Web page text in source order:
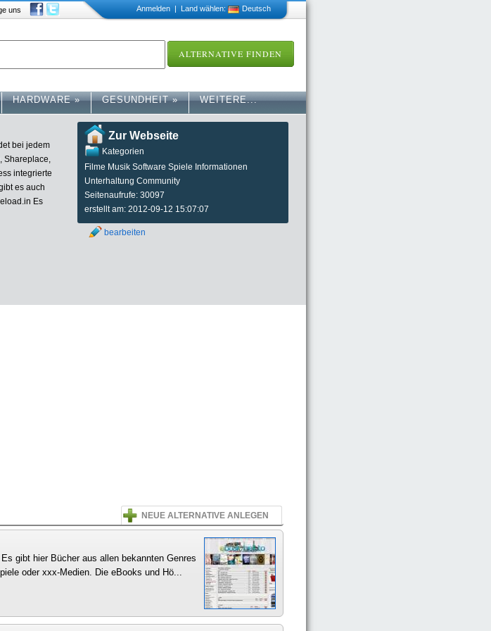
uns Anmelden | Land wählen: Deutsch
ALTERNATIVE FINDEN
HARDWARE» GESUNDHEIT» WEITERE...
Zur Webseite
Kategorien
Filme Musik Software Spiele Informationen
Unterhaltung Community
Seitenaufrufe: 30097
erstellt am: 2012-09-12 15:07:07
bearbeiten
bei jedem
Shareplace,
integrierte
es auch
Es
NEUE ALTERNATIVE ANLEGEN
gibt hier Bücher aus allen bekannten Genres
oder xxx-Medien. Die eBooks und Hö...